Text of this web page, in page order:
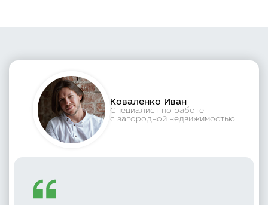
Коваленко Иван
Специалист по работе
с загородной недвижимостью